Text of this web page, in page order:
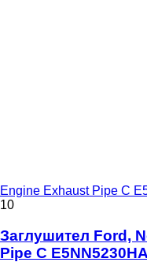
Engine Exhaust Pipe C
10
Заглушител Ford,
Pipe C